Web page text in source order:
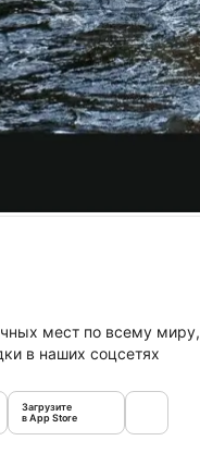
мест по всему миру,
в наших соцсетях
Загрузите
в App Store